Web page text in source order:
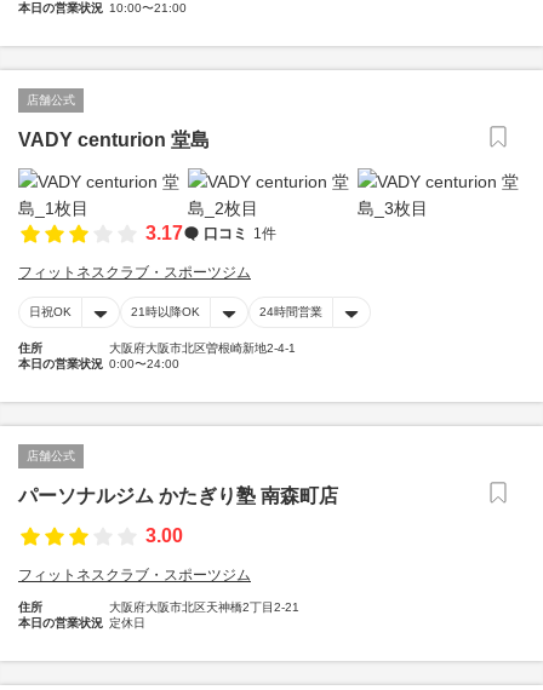
本日の営業状況 10:00〜21:00
店舗公式
VADY centurion 堂島
3.17 口コミ 1件
フィットネスクラブ・スポーツジム
日祝OK 21時以降OK 24時間営業
住所
大阪府大阪市北区曽根崎新地2-4-1
本日の営業状況 0:00〜24:00
店舗公式
パーソナルジム かたぎり塾 南森町店
3.00
フィットネスクラブ・スポーツジム
住所
大阪府大阪市北区天神橋2丁目2-21
本日の営業状況 定休日